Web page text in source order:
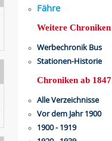
Fähre
Weitere Chroniken
Werbechronik Bus
Stationen-Historie
Chroniken ab 1847
Alle Verzeichnisse
Vor dem Jahr 1900
1900 - 1919